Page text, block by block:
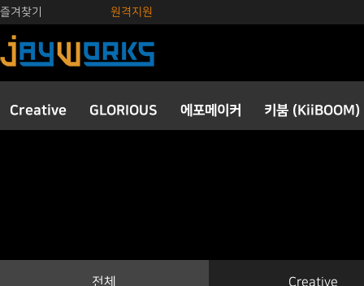
즐겨찾기 원격지원
Creative GLORIOUS 에포메이커 키붐 (KiiBOOM)
전체 Creative